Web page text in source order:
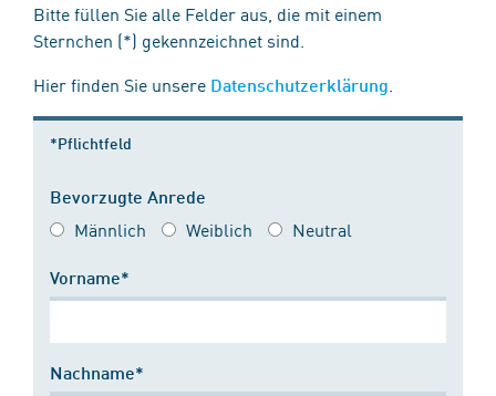
Bitte füllen Sie alle Felder aus, die mit einem
Sternchen (*) gekennzeichnet sind.
Hier finden Sie unsere Datenschutzerklärung
*Pflichtfeld
Bevorzugte Anrede
Männlich Weiblich Neutral
Vorname*
Nachname*